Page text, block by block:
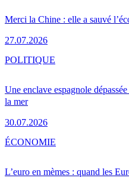
Merci la Chine : elle a sauvé
27.07.2026
Une enclave espagnole
la mer
30.07.2026
POLITIQUE
L’euro en mèmes : quand les
ÉCONOMIE